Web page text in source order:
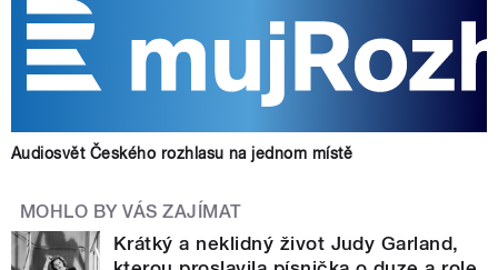
Audiosvět Českého rozhlasu na jednom místě
MOHLO BY VÁS ZAJÍMAT
Krátký a neklidný život Judy Garland,